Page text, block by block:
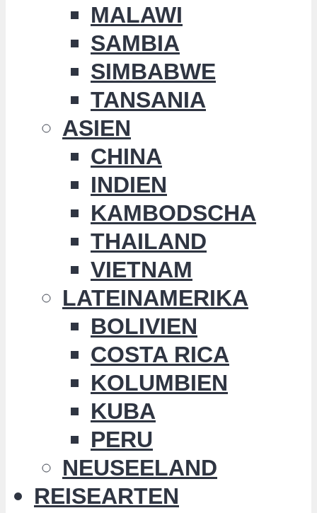
MALAWI
SAMBIA
SIMBABWE
TANSANIA
ASIEN
CHINA
INDIEN
KAMBODSCHA
THAILAND
VIETNAM
LATEINAMERIKA
BOLIVIEN
COSTA RICA
KOLUMBIEN
KUBA
PERU
NEUSEELAND
REISEARTEN